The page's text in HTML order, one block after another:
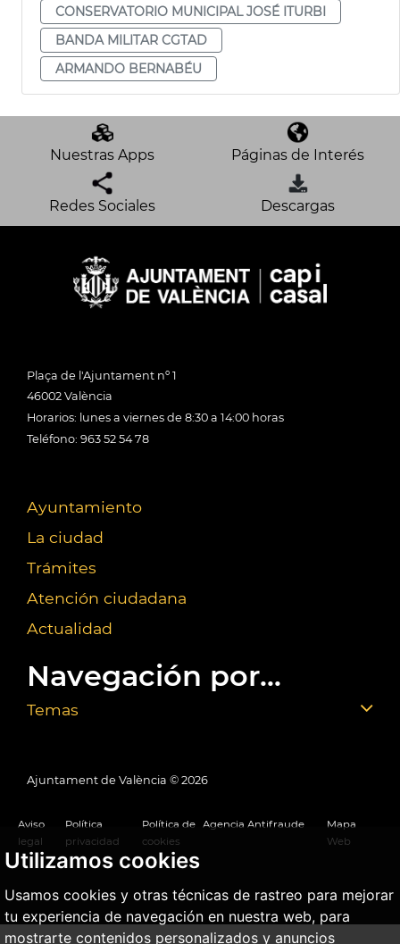
Utilizamos cookies
Usamos cookies y otras técnicas de rastreo para mejorar
tu experiencia de navegación en nuestra web, para
mostrarte contenidos personalizados y anuncios
CONSERVATORIO MUNICIPAL JOSÉ ITURBI
BANDA MILITAR CGTAD
ARMANDO BERNABÉU
Nuestras Apps Páginas de Interés
Redes Sociales Descargas
Plaça de l'Ajuntament nº 1
46002 València
Horarios: lunes a viernes de 8:30 a 14:00 horas
Teléfono: 963 52 54 78
Ayuntamiento
La ciudad
Trámites
Atención ciudadana
Actualidad
Navegación por...
Temas
Ajuntament de València © 2026
Aviso
legal
Política
privacidad
Política de
cookies
Agencia Antifraude
Mapa
Web